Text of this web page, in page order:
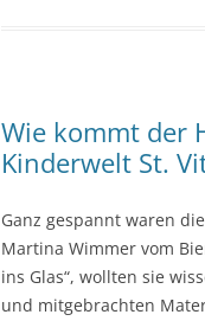
Wie kommt der
Kinderwelt St.
Ganz gespannt waren
Martina Wimmer vom
ins Glas“, wollten sie
und mitgebrachten